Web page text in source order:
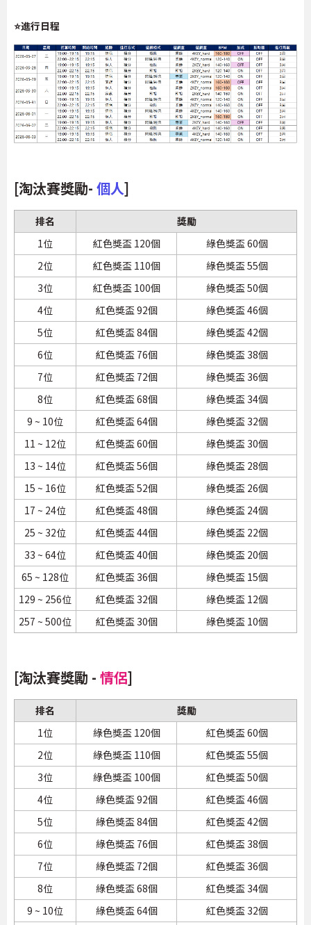
⭐進行日程
[淘汰賽獎勵- 個人]
排名
獎勵
1位
紅色獎盃 120個
綠色獎盃 60個
2位
紅色獎盃 110個
綠色獎盃 55個
3位
紅色獎盃 100個
綠色獎盃 50個
4位
紅色獎盃 92個
綠色獎盃 46個
5位
紅色獎盃 84個
綠色獎盃 42個
6位
紅色獎盃 76個
綠色獎盃 38個
7位
紅色獎盃 72個
綠色獎盃 36個
8位
紅色獎盃 68個
綠色獎盃 34個
9 ~ 10位
紅色獎盃 64個
綠色獎盃 32個
11 ~ 12位
紅色獎盃 60個
綠色獎盃 30個
13 ~ 14位
紅色獎盃 56個
綠色獎盃 28個
15 ~ 16位
紅色獎盃 52個
綠色獎盃 26個
17 ~ 24位
紅色獎盃 48個
綠色獎盃 24個
25 ~ 32位
紅色獎盃 44個
綠色獎盃 22個
33 ~ 64位
紅色獎盃 40個
綠色獎盃 20個
65 ~ 128位
紅色獎盃 36個
綠色獎盃 15個
129 ~ 256位
紅色獎盃 32個
綠色獎盃 12個
257 ~ 500位
紅色獎盃 30個 綠色獎盃 10個
[淘汰賽獎勵 - 情侶]
排名
獎勵
1位
綠色獎盃 120個
紅色獎盃 60個
2位
綠色獎盃 110個
紅色獎盃 55個
3位
綠色獎盃 100個
紅色獎盃 50個
4位
綠色獎盃 92個
紅色獎盃 46個
5位
綠色獎盃 84個
紅色獎盃 42個
6位
綠色獎盃 76個
紅色獎盃 38個
7位
綠色獎盃 72個
紅色獎盃 36個
8位
綠色獎盃 68個
紅色獎盃 34個
9 ~ 10位
綠色獎盃 64個
紅色獎盃 32個